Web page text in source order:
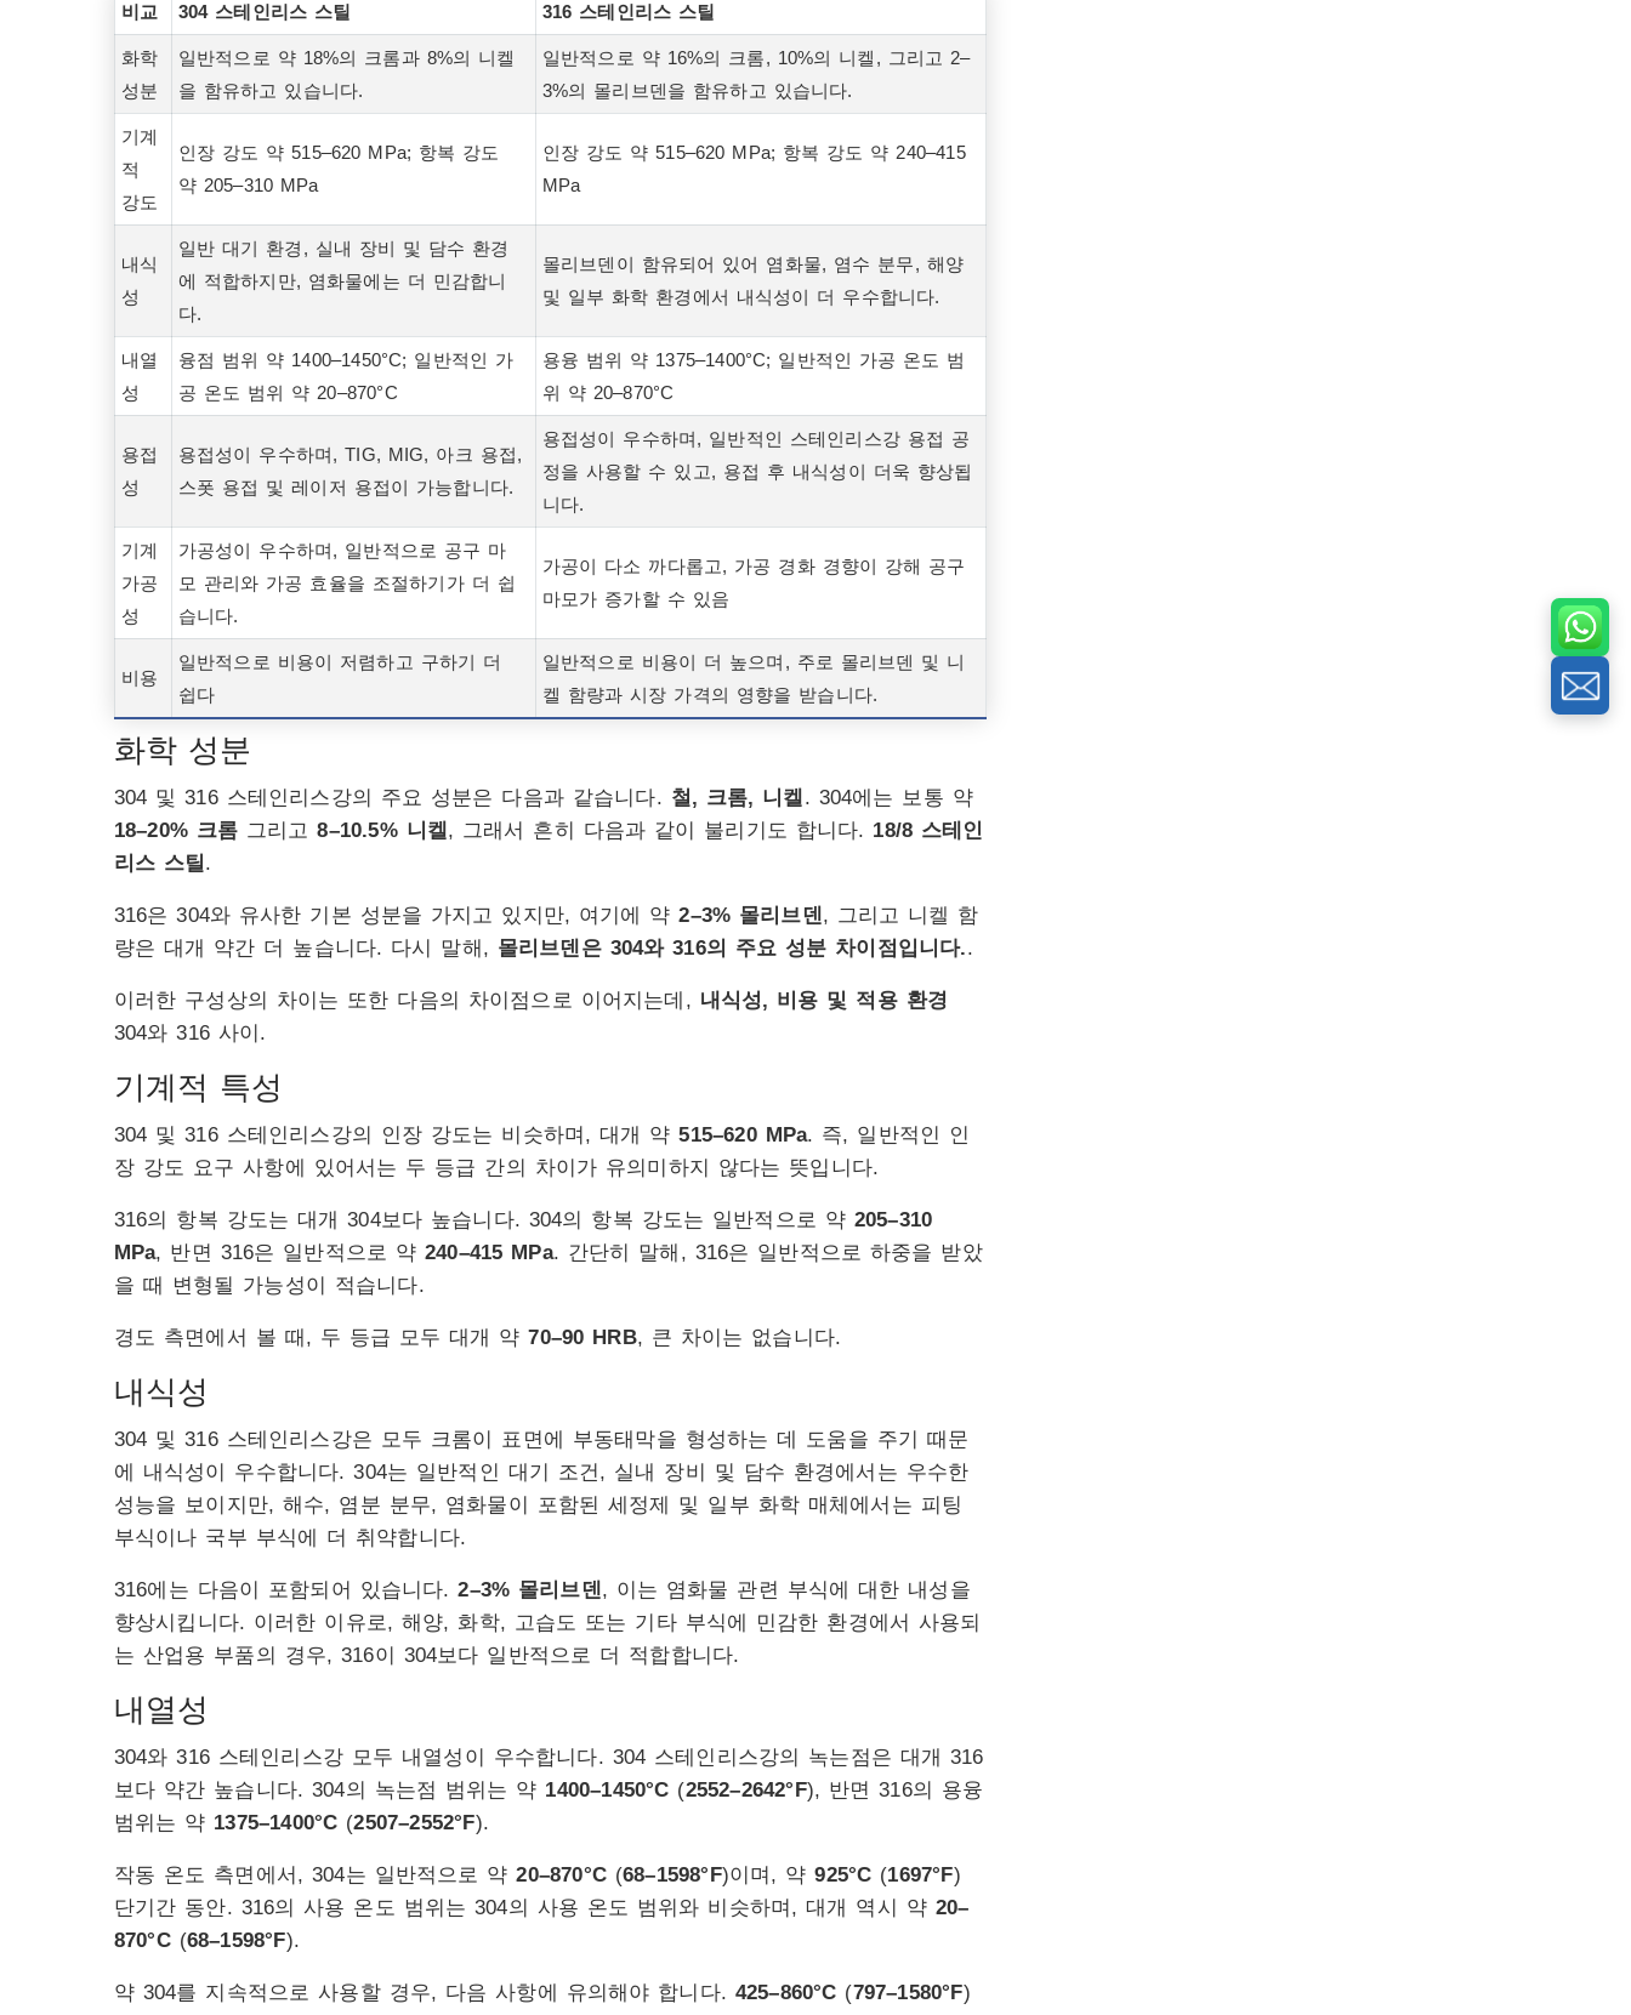
비교 304 스테인리스 스틸 316 스테인리스 스틸
화학
성분
일반적으로 약 18%의 크롬과 8%의 니켈
을 함유하고 있습니다.
일반적으로 약 16%의 크롬, 10%의 니켈, 그리고 2–
3%의 몰리브덴을 함유하고 있습니다.
기계
적
강도
인장 강도 약 515–620 MPa; 항복 강도
약 205–310 MPa
인장 강도 약 515–620 MPa; 항복 강도 약 240–415
MPa
내식
성
일반 대기 환경, 실내 장비 및 담수 환경
에 적합하지만, 염화물에는 더 민감합니
다.
몰리브덴이 함유되어 있어 염화물, 염수 분무, 해양
및 일부 화학 환경에서 내식성이 더 우수합니다.
내열
성
융점 범위 약 1400–1450°C; 일반적인 가
공 온도 범위 약 20–870°C
용융 범위 약 1375–1400°C; 일반적인 가공 온도 범
위 약 20–870°C
용접
성
용접성이 우수하며, TIG, MIG, 아크 용접,
스폿 용접 및 레이저 용접이 가능합니다.
용접성이 우수하며, 일반적인 스테인리스강 용접 공
정을 사용할 수 있고, 용접 후 내식성이 더욱 향상됩
니다.
기계
가공
성
가공성이 우수하며, 일반적으로 공구 마
모 관리와 가공 효율을 조절하기가 더 쉽
습니다.
가공이 다소 까다롭고, 가공 경화 경향이 강해 공구
마모가 증가할 수 있음
비용
일반적으로 비용이 저렴하고 구하기 더
쉽다
일반적으로 비용이 더 높으며, 주로 몰리브덴 및 니
켈 함량과 시장 가격의 영향을 받습니다.
화학 성분
304 및 316 스테인리스강의 주요 성분은 다음과 같습니다. 철, 크롬, 니켈 . 304에는 보통 약
18–20% 크롬 그리고8–10.5% 니켈 , 그래서 흔히 다음과 같이 불리기도 합니다. 18/8 스테인
리스 스틸.
316은 304와 유사한 기본 성분을 가지고 있지만, 여기에 약2–3% 몰리브덴, 그리고 니켈 함
량은 대개 약간 더 높습니다. 다시 말해, 몰리브덴은 304와 316의 주요 성분 차이점입니다..
이러한 구성상의 차이는 또한 다음의 차이점으로 이어지는데, 내식성, 비용 및 적용 환경
304와 316 사이.
기계적 특성
304 및 316 스테인리스강의 인장 강도는 비슷하며, 대개 약515–620 MPa. 즉, 일반적인 인
장 강도 요구 사항에 있어서는 두 등급 간의 차이가 유의미하지 않다는 뜻입니다.
316의 항복 강도는 대개 304보다 높습니다. 304의 항복 강도는 일반적으로 약 205–310
MPa, 반면 316은 일반적으로 약 240–415 MPa. 간단히 말해, 316은 일반적으로 하중을 받았
을 때 변형될 가능성이 적습니다.
경도 측면에서 볼 때, 두 등급 모두 대개 약70–90 HRB, 큰 차이는 없습니다.
내식성
304 및 316 스테인리스강은 모두 크롬이 표면에 부동태막을 형성하는 데 도움을 주기 때문
에 내식성이 우수합니다. 304는 일반적인 대기 조건, 실내 장비 및 담수 환경에서는 우수한
성능을 보이지만, 해수, 염분 분무, 염화물이 포함된 세정제 및 일부 화학 매체에서는 피팅
부식이나 국부 부식에 더 취약합니다.
316에는 다음이 포함되어 있습니다.2–3% 몰리브덴, 이는 염화물 관련 부식에 대한 내성을
향상시킵니다. 이러한 이유로, 해양, 화학, 고습도 또는 기타 부식에 민감한 환경에서 사용되
는 산업용 부품의 경우, 316이 304보다 일반적으로 더 적합합니다.
내열성
304와 316 스테인리스강 모두 내열성이 우수합니다. 304 스테인리스강의 녹는점은 대개 316
보다 약간 높습니다. 304의 녹는점 범위는 약 1400–1450°C (2552–2642°F), 반면 316의 용융
범위는 약 1375–1400°C (2507–2552°F).
작동 온도 측면에서, 304는 일반적으로 약20–870°C(68–1598°F)이며, 약925°C (1697°F)
단기간 동안. 316의 사용 온도 범위는 304의 사용 온도 범위와 비슷하며, 대개 역시 약 20–
870°C(68–1598°F).
약 304를 지속적으로 사용할 경우, 다음 사항에 유의해야 합니다. 425–860°C (797–1580°F)